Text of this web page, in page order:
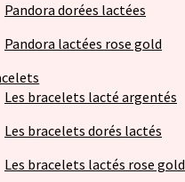
Pandora dorées lactées
Pandora lactées rose gold
Les bracelets lacté argentés
Les bracelets dorés lactés
Les bracelets lactés rose gold